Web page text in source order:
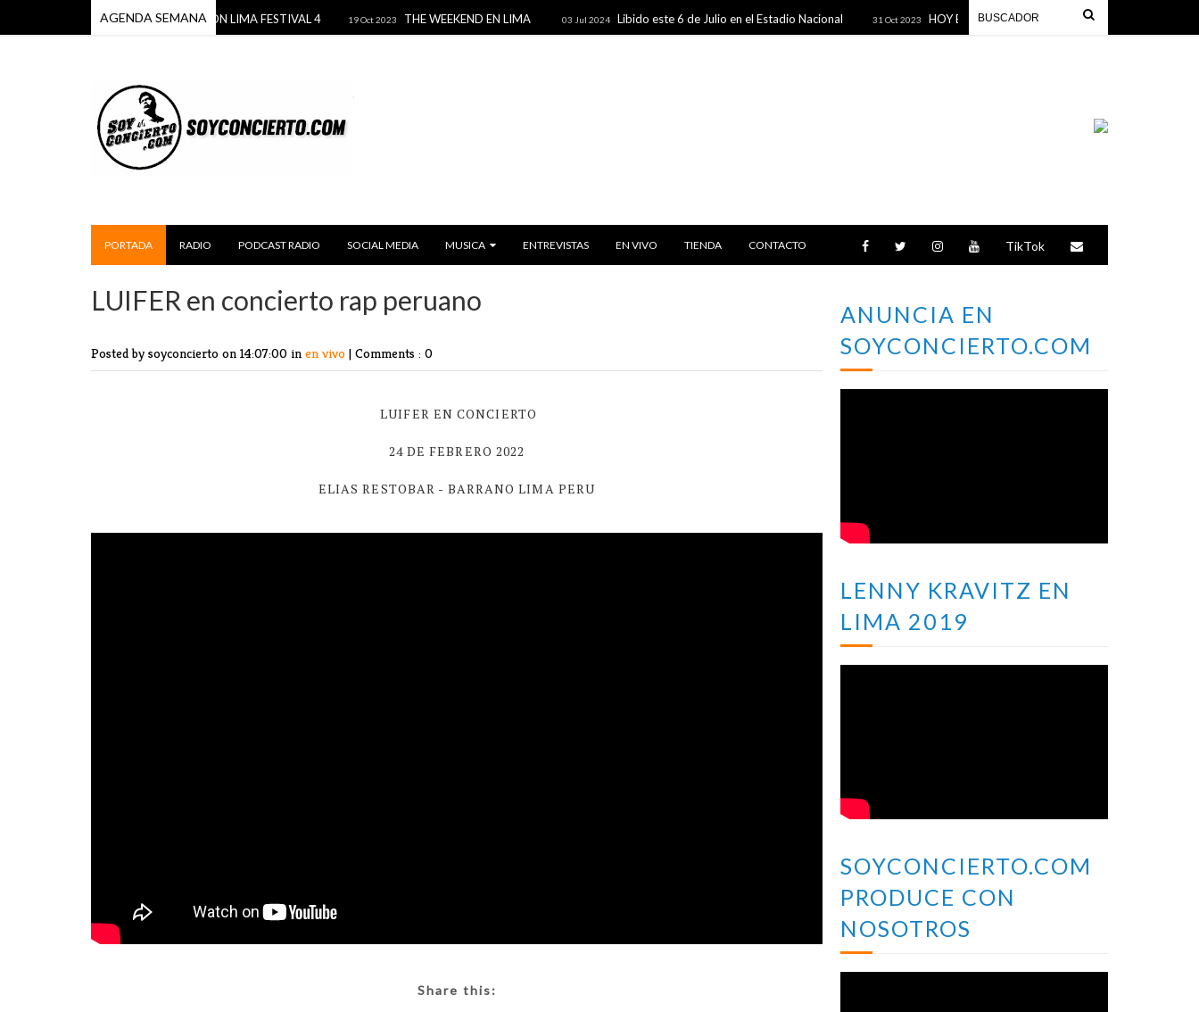
AGENDA SEMANA
22 Oct 2023 REGGAETON LIMA FESTIVAL 4 19 Oct 2023 THE WEEKEND EN LIMA 03 Jul 2024 Libido este 6 de Julio en el Estadio Nacional 31 Oct 2023 HOY ES EL REGGAETON LIMA FESTIVAL 4 EDICIÓN
PORTADA RADIO PODCAST RADIO SOCIAL MEDIA MUSICA ENTREVISTAS EN VIVO TIENDA CONTACTO TikTok
LUIFER en concierto rap peruano
Posted by soyconcierto on 14:07:00 in en vivo | Comments : 0
LUIFER EN CONCIERTO
24 DE FEBRERO 2022
ELIAS RESTOBAR - BARRANO LIMA PERU
Share this:
ANUNCIA EN
SOYCONCIERTO.COM
LENNY KRAVITZ EN
LIMA 2019
SOYCONCIERTO.COM
PRODUCE CON
NOSOTROS